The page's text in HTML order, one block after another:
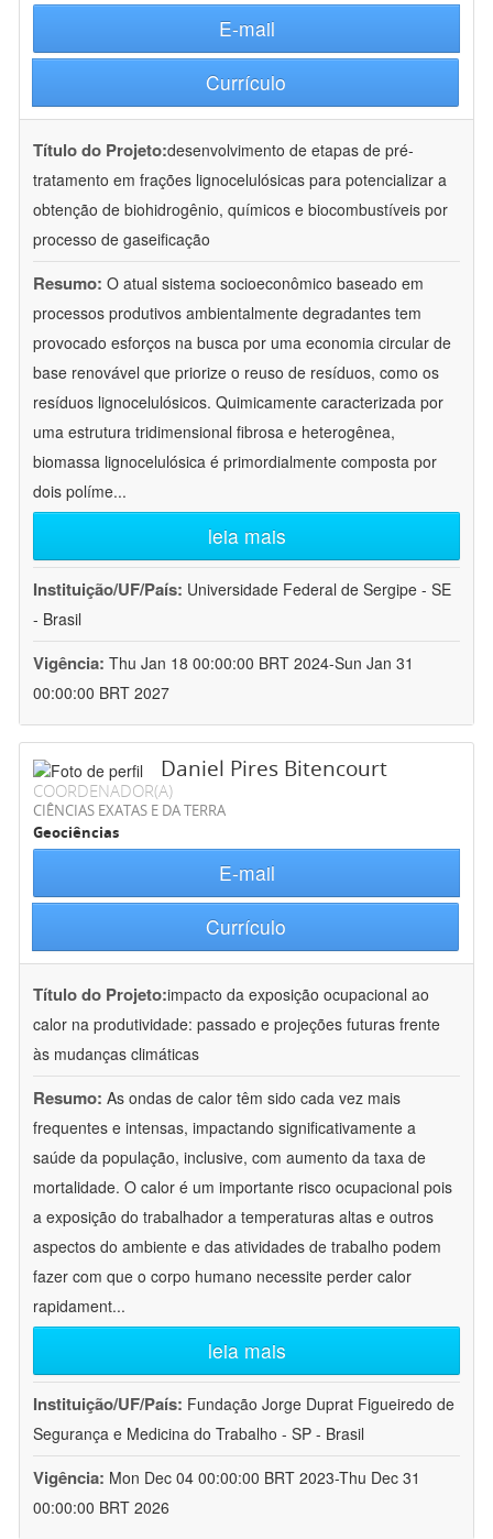
E-mail
Currículo
Título do Projeto:desenvolvimento de etapas de pré-
tratamento em frações lignocelulósicas para potencializar a
obtenção de biohidrogênio, químicos e biocombustíveis por
processo de gaseificação
Resumo: O atual sistema socioeconômico baseado em
processos produtivos ambientalmente degradantes tem
provocado esforços na busca por uma economia circular de
base renovável que priorize o reuso de resíduos, como os
resíduos lignocelulósicos. Quimicamente caracterizada por
uma estrutura tridimensional fibrosa e heterogênea,
biomassa lignocelulósica é primordialmente composta por
dois políme...
leia mais
Instituição/UF/País: Universidade Federal de Sergipe - SE
- Brasil
Vigência: Thu Jan 18 00:00:00 BRT 2024-Sun Jan 31
00:00:00 BRT 2027
Daniel Pires Bitencourt
COORDENADOR(A)
CIÊNCIAS EXATAS E DA TERRA
Geociências
E-mail
Currículo
Título do Projeto:impacto da exposição ocupacional ao
calor na produtividade: passado e projeções futuras frente
às mudanças climáticas
Resumo: As ondas de calor têm sido cada vez mais
frequentes e intensas, impactando significativamente a
saúde da população, inclusive, com aumento da taxa de
mortalidade. O calor é um importante risco ocupacional pois
a exposição do trabalhador a temperaturas altas e outros
aspectos do ambiente e das atividades de trabalho podem
fazer com que o corpo humano necessite perder calor
rapidament...
leia mais
Instituição/UF/País: Fundação Jorge Duprat Figueiredo de
Segurança e Medicina do Trabalho - SP - Brasil
Vigência: Mon Dec 04 00:00:00 BRT 2023-Thu Dec 31
00:00:00 BRT 2026